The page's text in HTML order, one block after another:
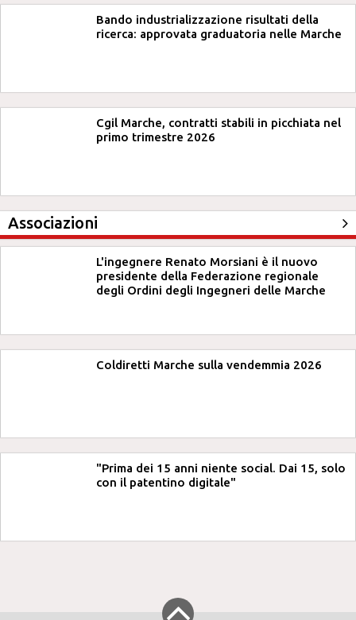
Bando industrializzazione risultati della
ricerca: approvata graduatoria nelle Marche
Cgil Marche, contratti stabili in picchiata nel
primo trimestre 2026
Associazioni
L'ingegnere Renato Morsiani è il nuovo
presidente della Federazione regionale
degli Ordini degli Ingegneri delle Marche
Coldiretti Marche sulla vendemmia 2026
"Prima dei 15 anni niente social. Dai 15, solo
con il patentino digitale"